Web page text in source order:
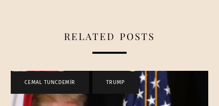
RELATED POSTS
CEMAL TUNCDEMİR TRUMP